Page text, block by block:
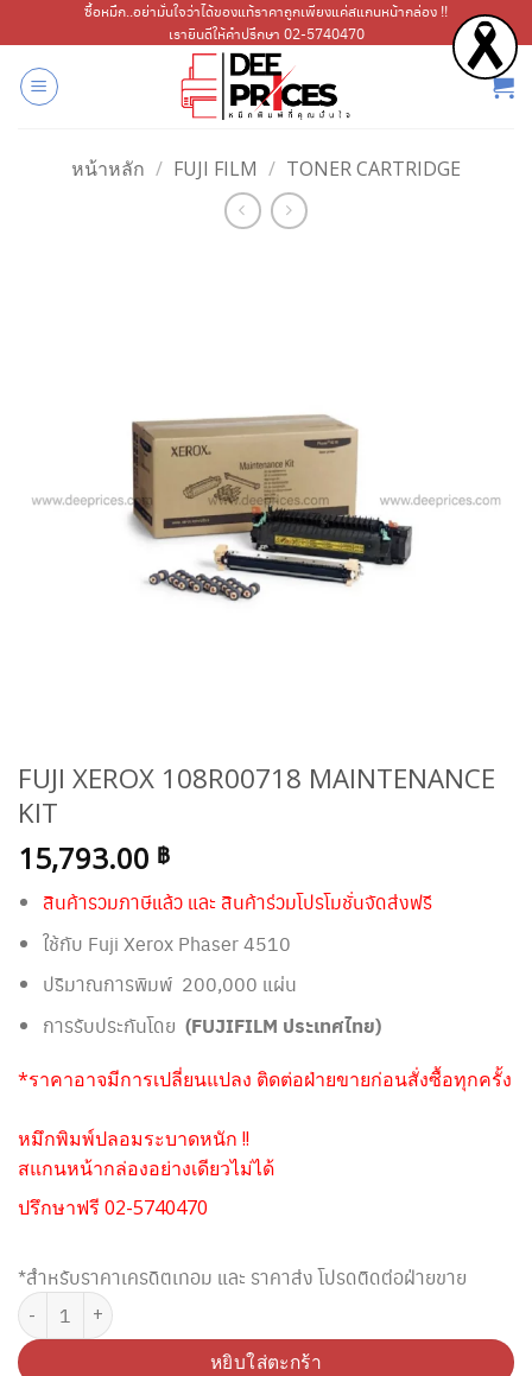
ไป
เนื้อหา
ซื้อหมึก..อย่ามั่นใจว่าได้ของแท้ราคาถูกเพียงแค่สแกนหน้ากล่อง !!
เรายินดีให้คำปรึกษา 02-5740470
หน้าหลัก / FUJI FILM / TONER CARTRIDGE
FUJI XEROX 108R00718 MAINTENANCE
KIT
15,793.00 ฿
สินค้ารวมภาษีแล้ว และ สินค้าร่วมโปรโมชั่นจัดส่งฟรี
ใช้กับ Fuji Xerox Phaser 4510
ปริมาณการพิมพ์ 200,000 แผ่น
การรับประกันโดย (FUJIFILM ประเทศไทย)
*ราคาอาจมีการเปลี่ยนแปลง ติดต่อฝ่ายขายก่อนสั่งซื้อทุกครั้ง
หมึกพิมพ์ปลอมระบาดหนัก !!
สแกนหน้ากล่องอย่างเดียวไม่ได้
ปรึกษาฟรี 02-5740470
*สำหรับราคาเครดิตเทอม และ ราคาส่ง โปรดติดต่อฝ่ายขาย
จำนวน FUJI XEROX 108R00718 MAINTENANCE KIT ชิ้น
หยิบใส่ตะกร้า